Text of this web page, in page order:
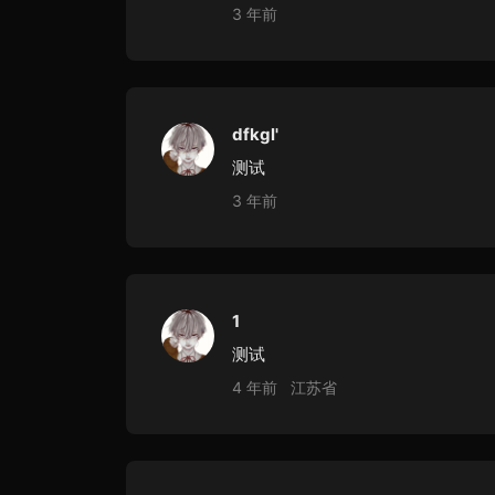
3 年前
dfkgl'
测试
3 年前
1
测试
4 年前 江苏省